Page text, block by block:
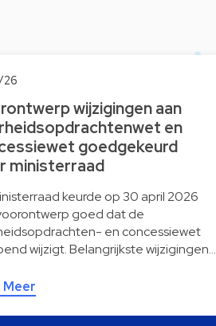
26
wijzigingen aan
en
goedgekeurd
ministerraad
keurde op 30 april 2026
goed dat de
en concessiewet
wijzigt. Belangrijkste wijzigingen…
Meer